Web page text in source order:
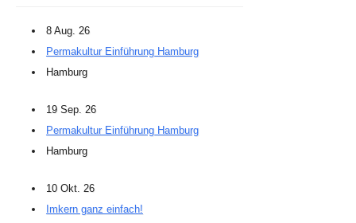
8 Aug. 26
Permakultur Einführung Hamburg
Hamburg
19 Sep. 26
Permakultur Einführung Hamburg
Hamburg
10 Okt. 26
Imkern ganz einfach!